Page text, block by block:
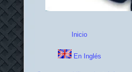
Inicio
En Inglés